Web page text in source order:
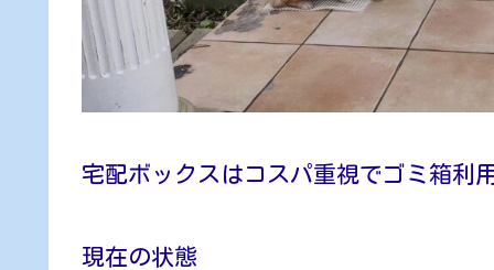
宅配ボックスはコスパ重視でゴミ箱利
現在の状態